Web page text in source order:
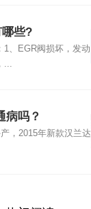
些?
1、EGR阀损坏，发动
...
病吗？
，2015年新款汉兰达